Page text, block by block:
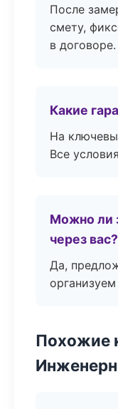
После
смету,
в договоре.
Какие
На
Все
Можно ли
через вас?
Да,
Похожие